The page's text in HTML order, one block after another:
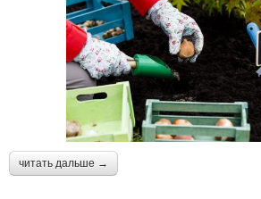
читать дальше →